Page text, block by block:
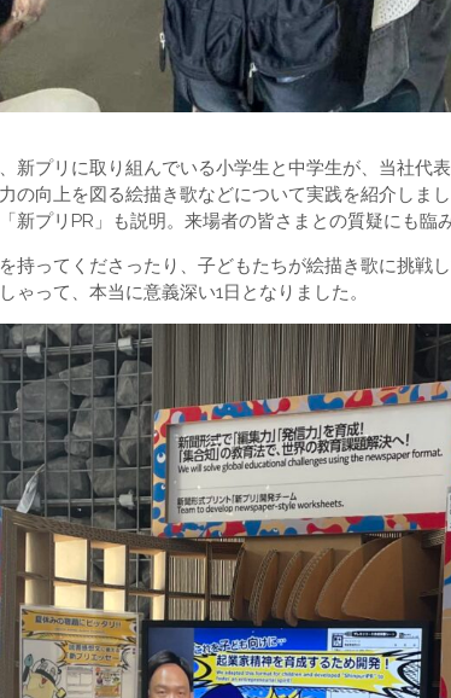
新プリに取り組んでいる小学生と中学生が、当社代
の向上を図る絵描き歌などについて実践を紹介しま
プリPR」も説明。来場者の皆さまとの質疑にも臨
持ってくださったり、子どもたちが絵描き歌に挑戦
って、本当に意義深い1日となりました。